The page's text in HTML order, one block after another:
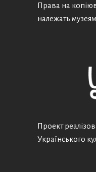
Права на
належать
Проект
Українського